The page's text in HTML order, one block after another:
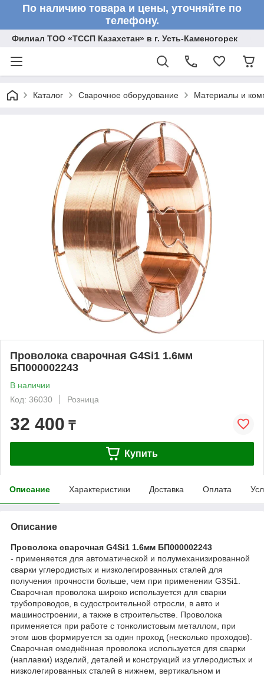
По наличию товара и цены, уточняйте по
телефону.
Филиал ТОО «ТССП Казахстан» в г. Усть-Каменогорск
Каталог Сварочное оборудование Материалы и
Проволока сварочная G4Si1 1.6мм
БП000002243
В наличии
Код: 36030
Розница
32 400 ₸
Купить
Описание Характеристики Доставка Оплата
Описание
Проволока сварочная G4Si1 1.6мм БП000002243
- применяется для автоматической и полумеханизированной
сварки углеродистых и низколегированных сталей для
получения прочности больше, чем при применении G3Si1.
Сварочная проволока широко используется для сварки
трубопроводов, в судостроительной отросли, в авто и
машиностроении, а также в строительстве. Проволока
применяется при работе с тонколистовым металлом, при
этом шов формируется за один проход (несколько проходов).
Сварочная омеднённая проволока используется для сварки
(наплавки) изделий, деталей и конструкций из углеродистых и
низколегированных сталей в нижнем, вертикальном и